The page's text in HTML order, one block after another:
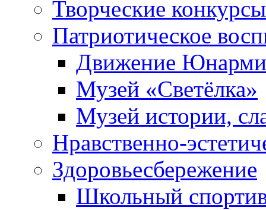
Творческие конкурсы
Патриотическое
Движение
Музей «Светёлка»
Музей истории,
Нравственно-
Здоровьесбережение
Школьный